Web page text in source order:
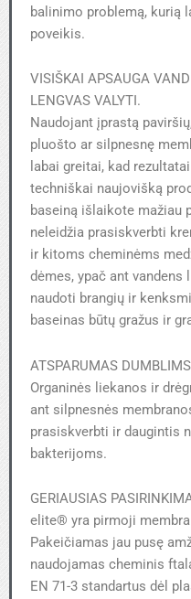
balinimo problemą, kurią
poveikis.
VISIŠKAI APSAUGA
LENGVAS VALYTI.
Naudojant įprastą
pluošto ar silpnesnę
labai greitai, kad
techniškai naujovišką
baseiną išlaikote mažiau
neleidžia prasiskverbti
ir kitoms cheminėms
dėmes, ypač ant
naudoti brangių ir
baseinas būtų gražus ir
ATSPARUMAS
Organinės liekanos ir
ant silpnesnės
prasiskverbti ir daugintis
bakterijoms.
GERIAUSIAS
elite® yra pirmoji
Pakeičiamas jau pusę
naudojamas cheminis
EN 71-3 standartus dėl